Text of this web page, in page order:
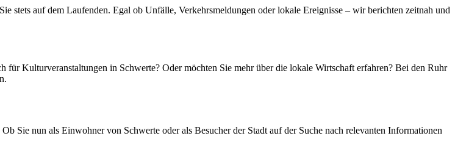
stets auf dem Laufenden. Egal ob Unfälle, Verkehrsmeldungen oder lokale Ereignisse – wir berichten zeitnah und
für Kulturveranstaltungen in Schwerte? Oder möchten Sie mehr über die lokale Wirtschaft erfahren? Bei den Ruhr
Sie nun als Einwohner von Schwerte oder als Besucher der Stadt auf der Suche nach relevanten Informationen